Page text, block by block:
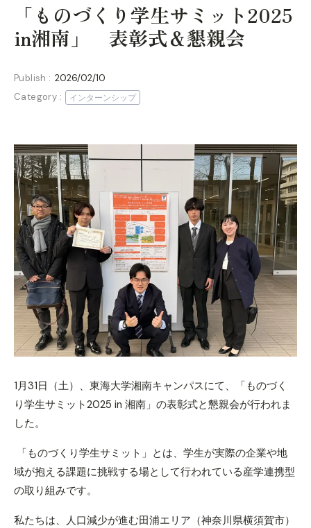
「ものづくり学生サミット2025
in湘南」 表彰式＆懇親会
Publish : 2026/02/10
Category :
インターンシップ
1月31日（土）、東海大学湘南キャンパスにて、「ものづく
り学生サミット2025 in 湘南」の表彰式と懇親会が行われま
した。
「ものづくり学生サミット」とは、学生が実際の企業や地
域が抱える課題に挑戦する場として行われている産学連携型
の取り組みです。
私たちは、人口減少が進む田浦エリア（神奈川県横須賀市）